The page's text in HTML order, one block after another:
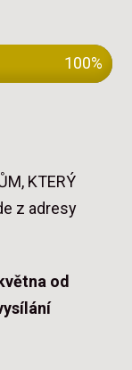
100%
KTERÝ
z adresy
od